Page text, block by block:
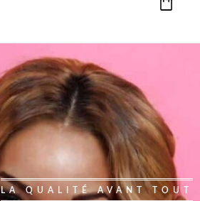
LA QUALITÉ AVANT TOUT